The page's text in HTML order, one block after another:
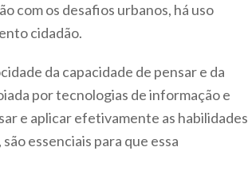
com os desafios urbanos, há uso
cidadão.
da capacidade de pensar e da
por tecnologias de informação e
e aplicar efetivamente as habilidades
essenciais para que essa